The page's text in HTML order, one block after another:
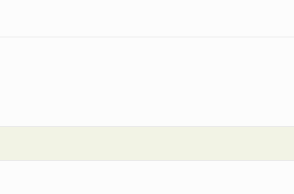
Centric Lighting", bienvenida la